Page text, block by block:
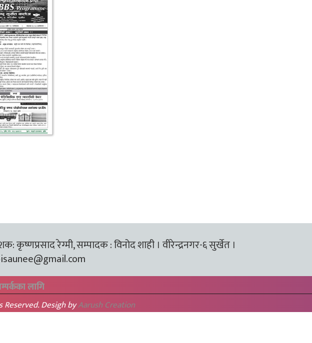
कृष्णप्रसाद रेग्मी, सम्पादक : विनोद शाही । वीरेन्द्रनगर-६ सुर्खेत ।
लागि
Reserved. Desigh byAarush Creation